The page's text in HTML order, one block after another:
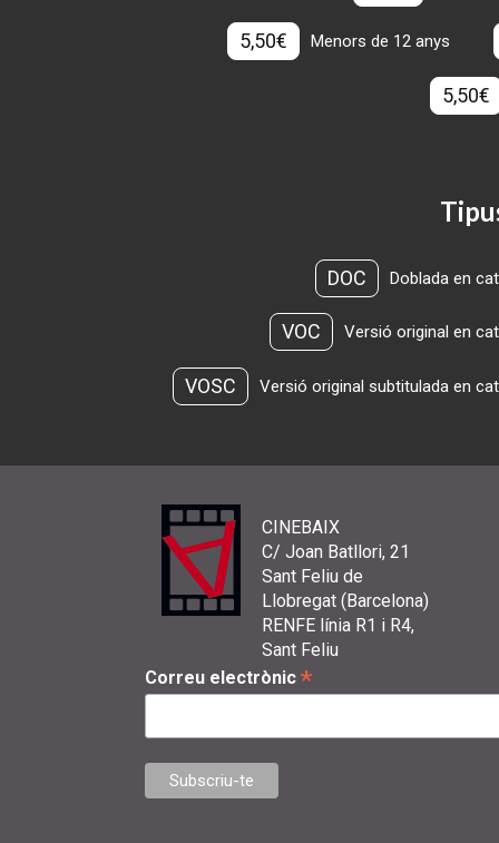
5,50€ Menors de 12 anys
5,50€
DOC Doblada en
VOC Versió original en
VOSC Versió original subtitulada en
CINEBAIX
C/ Joan Batllori, 21
Sant Feliu de
Llobregat (Barcelona)
RENFE línia R1 i R4,
Sant Feliu
Correu electrònic *